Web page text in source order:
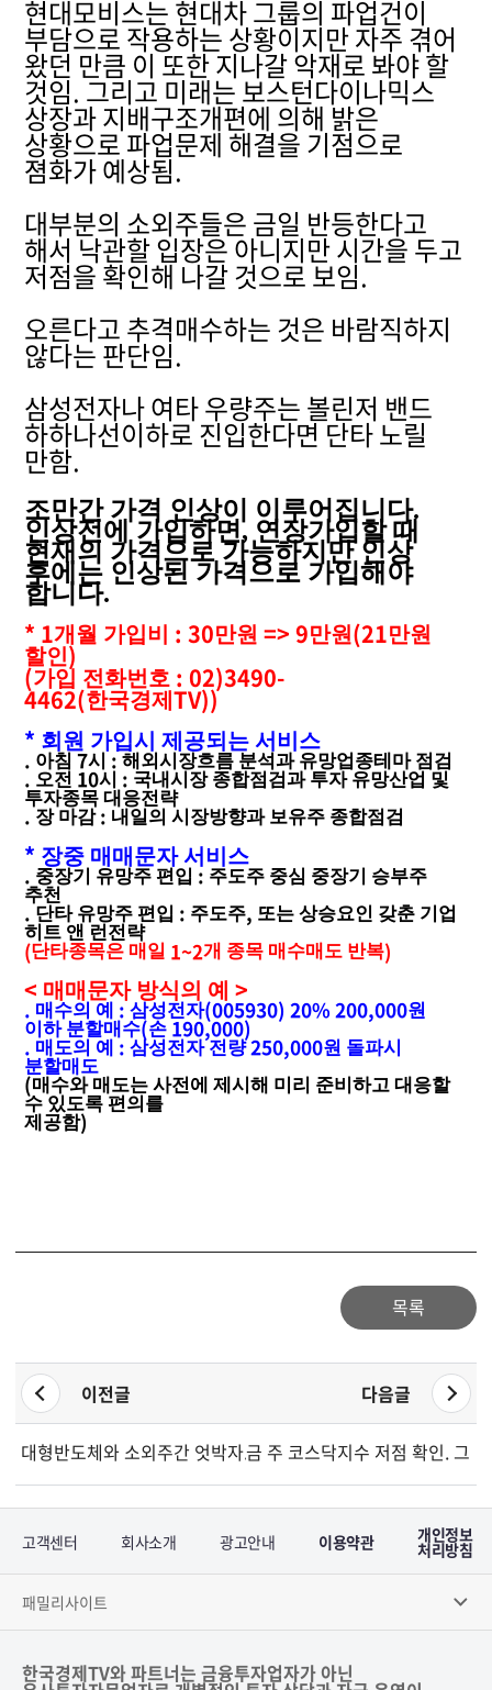
현대모비스는 현대차 그룹의 파업건이
부담으로 작용하는 상황이지만 자주 겪어
왔던 만큼 이 또한 지나갈 악재로 봐야 할
것임. 그리고 미래는 보스턴다이나믹스
상장과 지배구조개편에 의해 밝은
상황으로 파업문제 해결을 기점으로
졈화가 예상됨.
대부분의 소외주들은 금일 반등한다고
해서 낙관할 입장은 아니지만 시간을 두고
저점을 확인해 나갈 것으로 보임.
오른다고 추격매수하는 것은 바람직하지
않다는 판단임.
삼성전자나 여타 우량주는 볼린저 밴드
하하나선이하로 진입한다면 단타 노릴
만함.
조만간 가격 인상이 이루어집니다.
인상전에 가입하면, 연장가입할 때
현재의 가격으로 가능하지만 인상
후에는 인상된 가격으로 가입해야
합니다.
* 1개월 가입비 : 30만원=> 9만원 (21만원
할인)
(가입 전화번호 : 02)3490-
4462(한국경제TV))
* 회원 가입시 제공되는 서비스
. 아침7시 :해외시장흐름 분석과 유망업종테마 점검
. 오전 10시 : 국내시장 종합점검과 투자 유망산업 및
투자종목 대응전략
.장 마감 : 내일의 시장방향과 보유주 종합점검
* 장중 매매문자 서비스
. 중장기 유망주 편입 : 주도주 중심 중장기 승부주
추천
.단타 유망주 편입 : 주도주, 또는 상승요인 갖춘 기업
히트 앤 런전략
(단타종목은 매일 1~2개 종목 매수매도 반복)
< 매매문자 방식의 예>
. 매수의 예 :삼성전자(005930) 20% 200,000원
이하 분할매수(손 190,000)
. 매도의 예 :삼성전자 전량250,000원 돌파시
분할매도
(매수와 매도는 사전에 제시해 미리 준비하고 대응할
수 있도록 편의를
제공함)
목록
이전글 다음글
대형반도체와 소외주간 엇박자. 대응전략은?금 주 코스닥지수 저점 확인. 그러
고객센터 회사소개 광고안내 이용약관 개인정보
처리방침
패밀리사이트
한국경제TV와 파트너는 금융투자업자가 아닌